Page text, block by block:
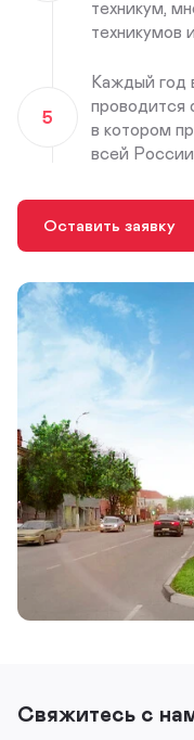
техникум,
техникумов
5
Каждый год
проводится
в котором
всей
Оставить заявку
Свяжитесь с